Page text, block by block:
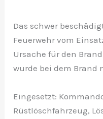
Das schwer
Feuerwehr vom
Ursache für den
wurde bei dem Brand
Eingesetzt:
Rüstlöschfahrzeug,